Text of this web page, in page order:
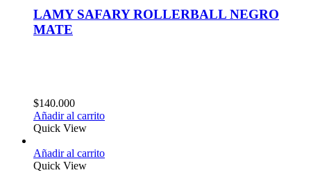
LAMY SAFARY ROLLERBALL NEGRO
MATE
$140.000
Añadir al carrito
Quick View
Añadir al carrito
Quick View